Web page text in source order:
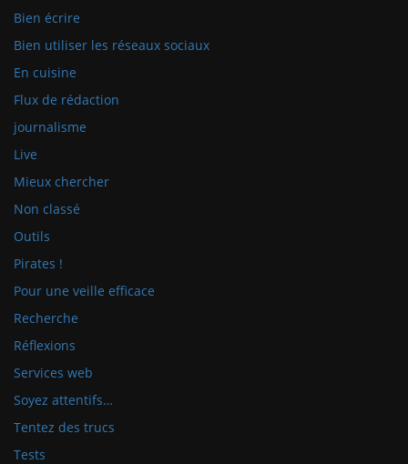
Bien écrire
Bien utiliser les réseaux sociaux
En cuisine
Flux de rédaction
journalisme
Live
Mieux chercher
Non classé
Outils
Pirates !
Pour une veille efficace
Recherche
Réflexions
Services web
Soyez attentifs…
Tentez des trucs
Tests